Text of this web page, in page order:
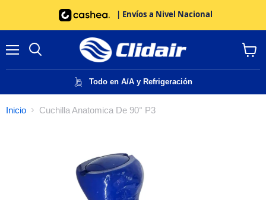
| Envíos a Nivel Nacional
Todo en A/A y Refrigeración
carrito
Inicio Cuchilla Anatomica De 90° P3